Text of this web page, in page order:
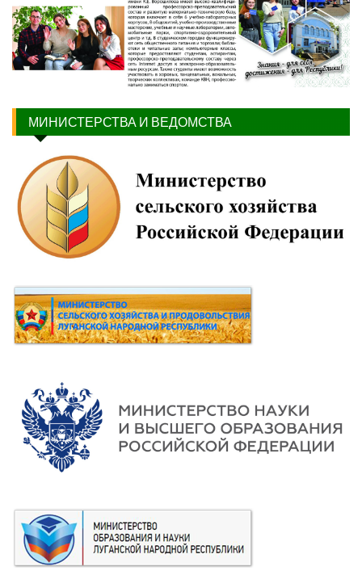
МИНИСТЕРСТВА И ВЕДОМСТВА